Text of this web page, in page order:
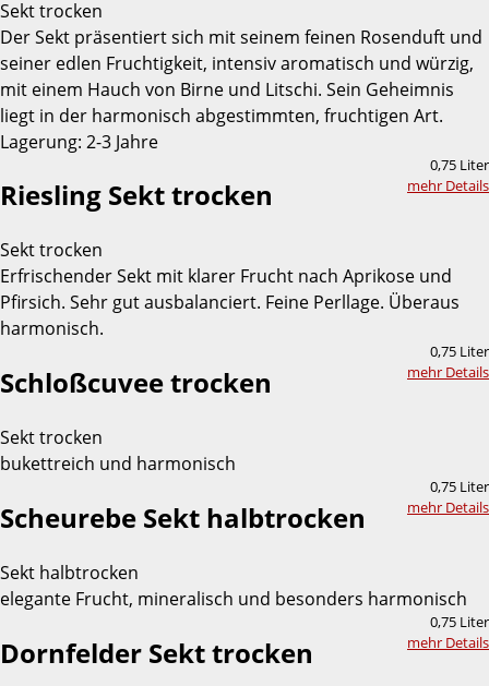
Sekt trocken
Der Sekt präsentiert sich mit seinem feinen Rosenduft und
seiner edlen Fruchtigkeit, intensiv aromatisch und würzig,
mit einem Hauch von Birne und Litschi. Sein Geheimnis
liegt in der harmonisch abgestimmten, fruchtigen Art.
Lagerung: 2-3 Jahre
0,75 Liter
mehr Details
Riesling Sekt trocken
Sekt trocken
Erfrischender Sekt mit klarer Frucht nach Aprikose und
Pfirsich. Sehr gut ausbalanciert. Feine Perllage. Überaus
harmonisch.
0,75 Liter
mehr Details
Schloßcuvee trocken
Sekt trocken
bukettreich und harmonisch
0,75 Liter
mehr Details
Scheurebe Sekt halbtrocken
Sekt halbtrocken
elegante Frucht, mineralisch und besonders harmonisch
0,75 Liter
mehr Details
Dornfelder Sekt trocken